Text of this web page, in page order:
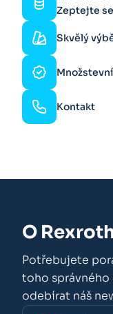
Zeptejte
Skvělý
Kontakt
O
Potřebujete
toho správného
odebírat náš